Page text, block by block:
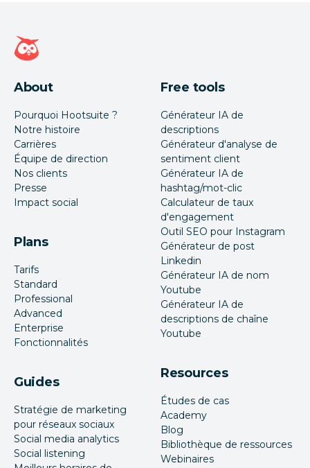
Page d'accueil Hootsuite
About
Pourquoi Hootsuite ?
Notre histoire
Carrières
Équipe de direction
Nos clients
Presse
Impact social
Plans
Tarifs
Standard
Professional
Advanced
Enterprise
Fonctionnalités
Guides
Stratégie de marketing
pour réseaux sociaux
Social media analytics
Social listening
Free tools
Générateur IA de
descriptions
Générateur d'analyse de
sentiment client
Générateur IA de
hashtag/mot-clic
Calculateur de taux
d'engagement
Outil SEO pour Instagram
Générateur de post
Linkedin
Générateur IA de nom
Youtube
Générateur IA de
descriptions de chaîne
Youtube
Resources
Études de cas
Academy
Blog
Bibliothèque de ressources
Webinaires